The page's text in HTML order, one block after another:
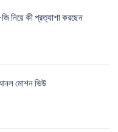
নিয়ে কী প্রত্যাশা করছেন
আনল মোশন ভিউ